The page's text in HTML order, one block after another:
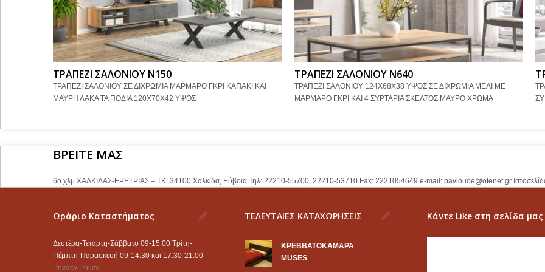
ΤΡΑΠΕΖΙ ΣΑΛΟΝΙΟΥ Ν150
ΤΡΑΠΕΖΙ ΣΑΛΟΝΙΟΥ ΣΕ ΔΙΧΡΩΜΙΑ ΜΑΡΜΑΡΟ ΓΚΡΙ ΚΑΠΑΚΙ ΚΑΙ
ΜΑΥΡΗ ΛΑΚΑ ΤΑ ΠΟΔΙΑ 120Χ70Χ42 ΥΨΟΣ
ΤΡΑΠΕΖΙ ΣΑΛΟΝΙΟΥ Ν640
ΤΡΑΠΕΖΙ ΣΑΛΟΝΙΟΥ 124Χ68Χ38 ΥΨΟΣ ΣΕ ΔΙΧΡΩΜΙΑ ΜΕΛΙ ΜΕ
ΜΑΡΜΑΡΟ ΓΚΡΙ ΚΑΙ 4 ΣΥΡΤΑΡΙΑ ΣΚΕΛΤΟΣ ΜΑΥΡΟ ΧΡΩΜΑ
ΒΡΕΙΤΕ ΜΑΣ
6ο χλμ ΧΑΛΚΙΔΑΣ-ΕΡΕΤΡΙΑΣ – ΤΚ: 34100 Χαλκίδα, Εύβοια Τηλ: 22210-55700, 22210-53710 Fax: 2221054649 e-mail: pavlouoe@otenet.gr
Ωράριο Καταστήματος
Δευτέρα-Τετάρτη-Σάββατο 09-15.00 Τρίτη-
Πέμπτη-Παρασκευή 09-14.30 και 17.30-21.00
Privacy Policy
ΤΕΛΕΥΤΑΙΕΣ ΚΑΤΑΧΩΡΗΣΕΙΣ
KΡΕΒΒΑΤΟΚΑΜΑΡΑ
MUSES
Κάντε Like στη σελίδα μας